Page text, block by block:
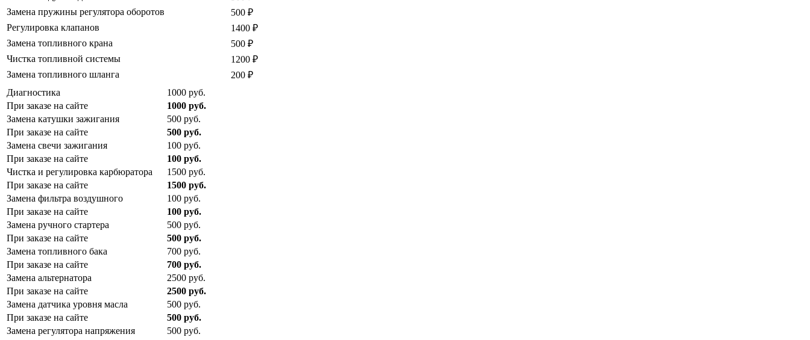
Замена пружины регулятора оборотов
500 ₽
Регулировка клапанов
1400 ₽
Замена топливного крана
500 ₽
Чистка топливной системы
1200 ₽
Замена топливного шланга
200 ₽
Диагностика
1000 руб.
При заказе на сайте
1000 руб.
Замена катушки зажигания
500 руб.
При заказе на сайте
500 руб.
Замена свечи зажигания
100 руб.
При заказе на сайте
100 руб.
Чистка и регулировка карбюратора
1500 руб.
При заказе на сайте
1500 руб.
Замена фильтра воздушного
100 руб.
При заказе на сайте
100 руб.
Замена ручного стартера
500 руб.
При заказе на сайте
500 руб.
Замена топливного бака
700 руб.
При заказе на сайте
700 руб.
Замена альтернатора
2500 руб.
При заказе на сайте
2500 руб.
Замена датчика уровня масла
500 руб.
При заказе на сайте
500 руб.
Замена регулятора напряжения
500 руб.